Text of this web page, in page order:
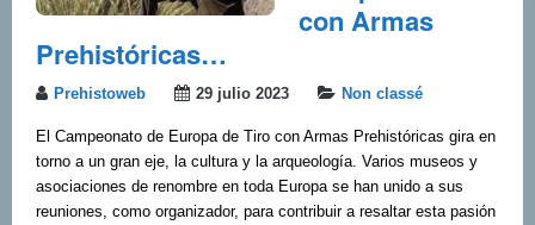
con Armas
Prehistóricas…
Prehistoweb 29 julio 2023 Non classé
El Campeonato de Europa de Tiro con Armas Prehistóricas gira en
torno a un gran eje, la cultura y la arqueología. Varios museos y
asociaciones de renombre en toda Europa se han unido a sus
reuniones, como organizador, para contribuir a resaltar esta pasión